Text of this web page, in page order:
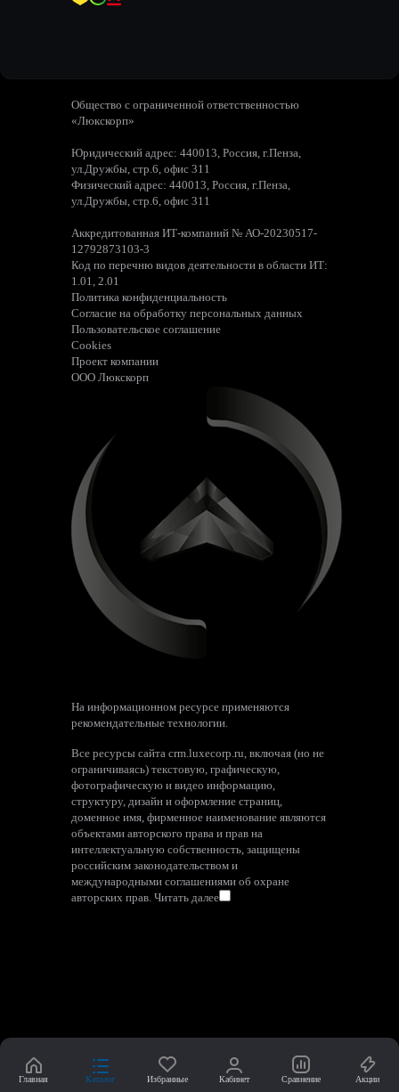
Общество с ограниченной ответственностью
«Люкскорп»
Юридический адрес: 440013, Россия, г.Пенза,
ул.Дружбы, стр.6, офис 311
Физический адрес: 440013, Россия, г.Пенза,
ул.Дружбы, стр.6, офис 311
Аккредитованная ИТ-компаний № АО-20230517-
12792873103-3
Код по перечню видов деятельности в области ИТ:
1.01, 2.01
Политика конфиденциальность
Согласие на обработку персональных данных
Пользовательское соглашение
Cookies
Проект компании
ООО Люкскорп
На информационном ресурсе применяются
рекомендательные технологии.
Все ресурсы сайта crm.luxecorp.ru, включая (но не
ограничиваясь) текстовую, графическую,
фотографическую и видео информацию,
структуру, дизайн и оформление страниц,
доменное имя, фирменное наименование являются
объектами авторского права и прав на
интеллектуальную собственность, защищены
российским законодательством и
международными соглашениями об охране
авторских прав. Читать далее
Главная Каталог Избранные Кабинет Сравнение Акции